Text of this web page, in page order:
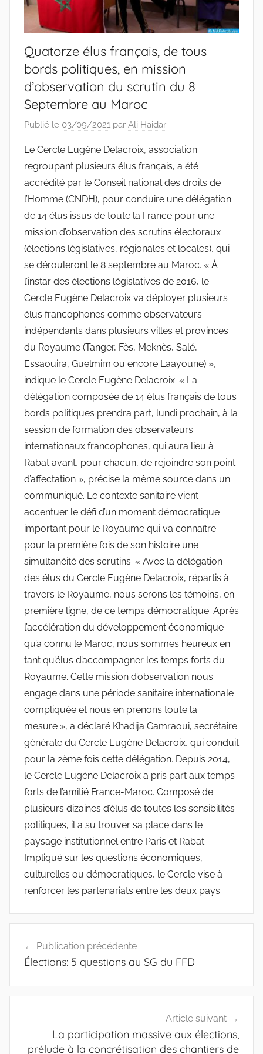
Quatorze élus français, de tous
bords politiques, en mission
d’observation du scrutin du 8
Septembre au Maroc
Publié le 03/09/2021 par Ali Haidar
Le Cercle Eugène Delacroix, association
regroupant plusieurs élus français, a été
accrédité par le Conseil national des droits de
l’Homme (CNDH), pour conduire une délégation
de 14 élus issus de toute la France pour une
mission d’observation des scrutins électoraux
(élections législatives, régionales et locales), qui
se dérouleront le 8 septembre au Maroc. « À
l’instar des élections législatives de 2016, le
Cercle Eugène Delacroix va déployer plusieurs
élus francophones comme observateurs
indépendants dans plusieurs villes et provinces
du Royaume (Tanger, Fès, Meknès, Salé,
Essaouira, Guelmim ou encore Laayoune) »,
indique le Cercle Eugène Delacroix. « La
délégation composée de 14 élus français de tous
bords politiques prendra part, lundi prochain, à la
session de formation des observateurs
internationaux francophones, qui aura lieu à
Rabat avant, pour chacun, de rejoindre son point
d’affectation », précise la même source dans un
communiqué. Le contexte sanitaire vient
accentuer le défi d’un moment démocratique
important pour le Royaume qui va connaître
pour la première fois de son histoire une
simultanéité des scrutins. « Avec la délégation
des élus du Cercle Eugène Delacroix, répartis à
travers le Royaume, nous serons les témoins, en
première ligne, de ce temps démocratique. Après
l’accélération du développement économique
qu’a connu le Maroc, nous sommes heureux en
tant qu’élus d’accompagner les temps forts du
Royaume. Cette mission d’observation nous
engage dans une période sanitaire internationale
compliquée et nous en prenons toute la
mesure », a déclaré Khadija Gamraoui, secrétaire
générale du Cercle Eugène Delacroix, qui conduit
pour la 2ème fois cette délégation. Depuis 2014,
le Cercle Eugène Delacroix a pris part aux temps
forts de l’amitié France-Maroc. Composé de
plusieurs dizaines d’élus de toutes les sensibilités
politiques, il a su trouver sa place dans le
paysage institutionnel entre Paris et Rabat.
Impliqué sur les questions économiques,
culturelles ou démocratiques, le Cercle vise à
renforcer les partenariats entre les deux pays.
de
Publication précédente
Élections: 5 questions au SG du FFD
Article suivant
La participation massive aux élections,
prélude à la concrétisation des chantiers de